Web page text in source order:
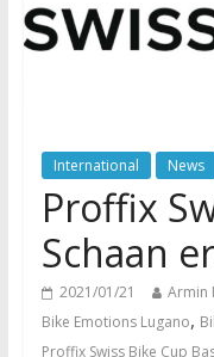
International News
Proffix
Schaan
2021/01/21 Armin
Bike Emotions Lugano,
Proffix Swiss Bike Cup